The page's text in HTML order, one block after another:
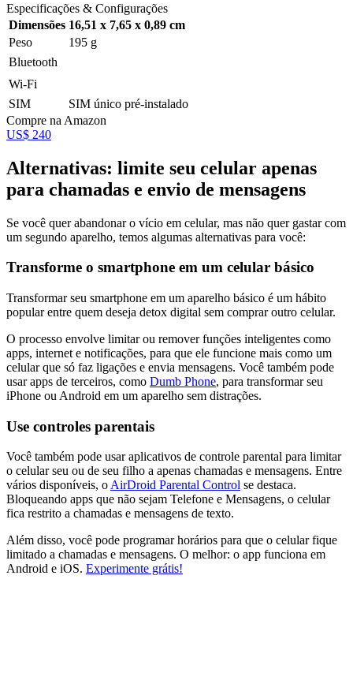
Especificações & Configurações
Dimensões 16,51 x 7,65 x 0,89 cm
Peso
195 g
Bluetooth
Wi-Fi
SIM
SIM único pré-instalado
Compre na Amazon
US$ 240
Alternativas: limite seu celular apenas
para chamadas e envio de mensagens
Se você quer abandonar o vício em celular, mas não quer gastar com
um segundo aparelho, temos algumas alternativas para você:
Transforme o smartphone em um celular básico
Transformar seu smartphone em um aparelho básico é um hábito
popular entre quem deseja detox digital sem comprar outro celular.
O processo envolve limitar ou remover funções inteligentes como
apps, internet e notificações, para que ele funcione mais como um
celular que só faz ligações e envia mensagens. Você também pode
usar apps de terceiros, como Dumb Phone, para transformar seu
iPhone ou Android em um aparelho sem distrações.
Use controles parentais
Você também pode usar aplicativos de controle parental para limitar
o celular seu ou de seu filho a apenas chamadas e mensagens. Entre
vários disponíveis, o AirDroid Parental Control se destaca.
Bloqueando apps que não sejam Telefone e Mensagens, o celular
fica restrito a chamadas e mensagens de texto.
Além disso, você pode programar horários para que o celular fique
limitado a chamadas e mensagens. O melhor: o app funciona em
Android e iOS. Experimente grátis!